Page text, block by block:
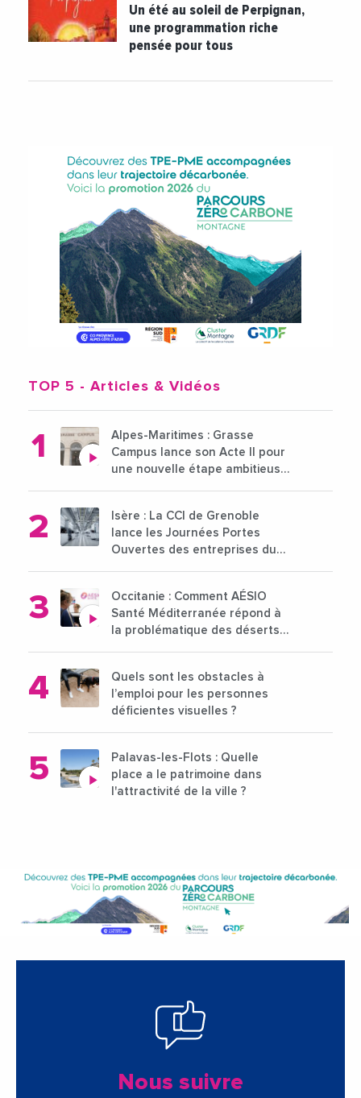
Un été au soleil de Perpignan,
une programmation riche
pensée pour tous
TOP 5 - Articles & Vidéos
Alpes-Maritimes : Grasse
Campus lance son Acte II pour
une nouvelle étape ambitieuse
Isère : La CCI de Grenoble
lance les Journées Portes
Ouvertes des entreprises du
Occitanie : Comment AÉSIO
Santé Méditerranée répond à
la problématique des déserts
Quels sont les obstacles à
l’emploi pour les personnes
déficientes visuelles ?
Palavas-les-Flots : Quelle
place a le patrimoine dans
l'attractivité de la ville ?
Nous suivre